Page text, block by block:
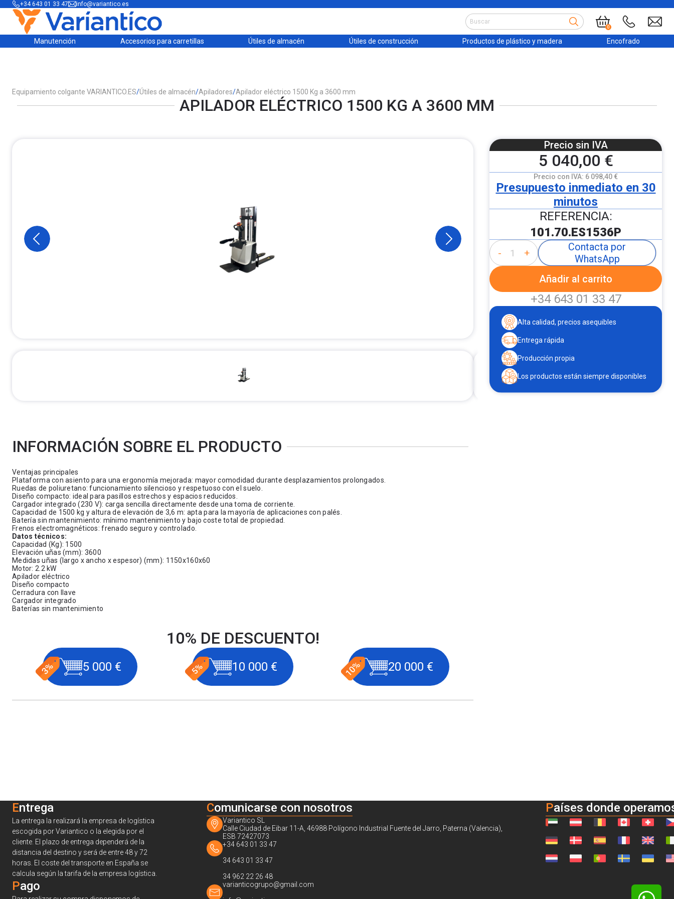
+34 643 01 33 47 info@variantico.es
0
Manutención Accesorios para carretillas Útiles de almacén Útiles de construcción Productos de plástico y madera Encofrado
Equipamiento colgante VARIANTICO.ES/Útiles de almacén/Apiladores/Apilador eléctrico 1500 Kg a 3600 mm
APILADOR ELÉCTRICO 1500 KG A 3600 MM
INFORMACIÓN SOBRE EL PRODUCTO
Ventajas principales
Plataforma con asiento para una ergonomía mejorada: mayor comodidad durante desplazamientos prolongados.
Ruedas de poliuretano: funcionamiento silencioso y respetuoso con el suelo.
Diseño compacto: ideal para pasillos estrechos y espacios reducidos.
Cargador integrado (230 V): carga sencilla directamente desde una toma de corriente.
Capacidad de 1500 kg y altura de elevación de 3,6 m: apta para la mayoría de aplicaciones con palés.
Batería sin mantenimiento: mínimo mantenimiento y bajo coste total de propiedad.
Frenos electromagnéticos: frenado seguro y controlado.
Datos técnicos:
Capacidad (Kg): 1500
Elevación uñas (mm): 3600
Medidas uñas (largo x ancho x espesor) (mm): 1150x160x60
Motor: 2.2 kW
Apilador eléctrico
Diseño compacto
Cerradura con llave
Cargador integrado
Baterías sin mantenimiento
10% DE DESCUENTO!
5 000 € 10 000 € 20 000 €
Precio sin IVA
5 040,00 €
Precio con IVA: 6 098,40 €
Presupuesto inmediato en 30
minutos
REFERENCIA:
101.70.ES1536P
- +
Contacta por
WhatsApp
Añadir al carrito
+34 643 01 33 47
Alta calidad, precios asequibles
Entrega rápida
Producción propia
Los productos están siempre disponibles
Entrega
La entrega la realizará la empresa de logística
escogida por Variantico o la elegida por el
cliente. El plazo de entrega dependerá de la
distancia del destino y será de entre 48 y 72
horas. El coste del transporte en España se
calcula según la tarifa de la empresa logística.
Pago
Comunicarse con nosotros
Variantico SL
Calle Ciudad de Eibar 11-A, 46988 Polígono Industrial Fuente del Jarro, Paterna (Valencia),
ESB 72427073
+34 643 01 33 47
34 643 01 33 47
34 962 22 26 48
varianticogrupo@gmail.com
Países donde